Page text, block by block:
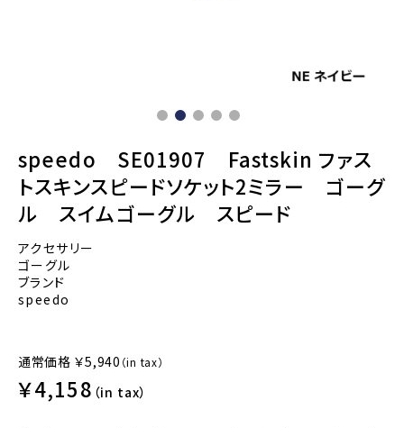
speedo SE01907 Fastskin ファス
トスキンスピードソケット2ミラー ゴーグ
ル スイムゴーグル スピード
アクセサリー
ゴーグル
ブランド
speedo
通常価格 ￥5,940 （in tax）
￥4,158 （in tax）